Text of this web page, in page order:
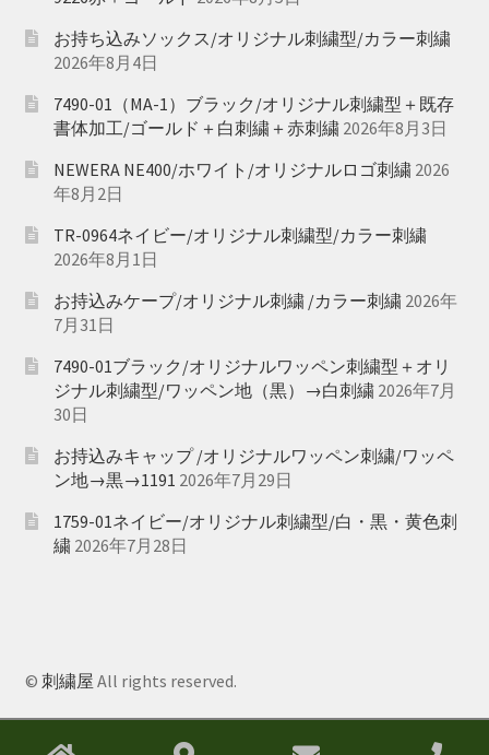
お持ち込みソックス/オリジナル刺繍型/カラー刺繍
2026年8月4日
7490-01（MA-1）ブラック/オリジナル刺繍型＋既存
書体加工/ゴールド＋白刺繍＋赤刺繍 2026年8月3日
NEWERA NE400/ホワイト/オリジナルロゴ刺繍 2026
年8月2日
TR-0964ネイビー/オリジナル刺繍型/カラー刺繍
2026年8月1日
お持込みケープ/オリジナル刺繍 /カラー刺繍 2026年
7月31日
7490-01ブラック/オリジナルワッペン刺繍型＋オリ
ジナル刺繍型/ワッペン地（黒）→白刺繍 2026年7月
30日
お持込みキャップ /オリジナルワッペン刺繍/ワッペ
ン地→黒→1191 2026年7月29日
1759-01ネイビー/オリジナル刺繍型/白・黒・黄色刺
繍 2026年7月28日
© 刺繍屋 All rights reserved.